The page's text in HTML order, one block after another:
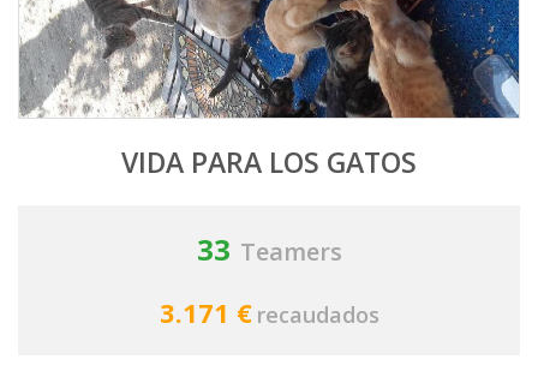
VIDA PARA LOS GATOS
33 Teamers
3.171 € recaudados